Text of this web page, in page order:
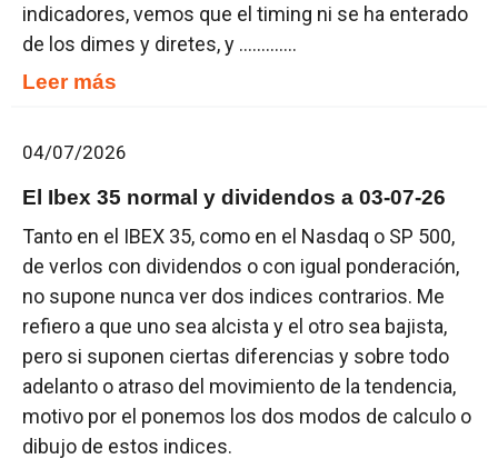
indicadores, vemos que el timing ni se ha enterado
de los dimes y diretes, y .............
Leer más
04/07/2026
El Ibex 35 normal y dividendos a 03-07-26
Tanto en el IBEX 35, como en el Nasdaq o SP 500,
de verlos con dividendos o con igual ponderación,
no supone nunca ver dos indices contrarios. Me
refiero a que uno sea alcista y el otro sea bajista,
pero si suponen ciertas diferencias y sobre todo
adelanto o atraso del movimiento de la tendencia,
motivo por el ponemos los dos modos de calculo o
dibujo de estos indices.